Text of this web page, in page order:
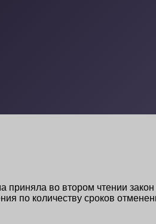
приняла во втором чтении
по количеству сроков